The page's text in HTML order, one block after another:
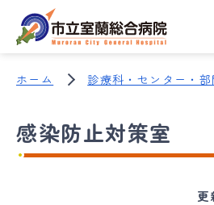
ホーム 診療科・センター・部
感染防止対策室
更